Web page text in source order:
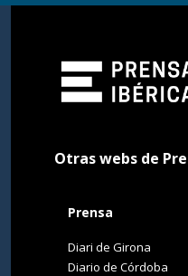
Otras webs de
Prensa
Diari de Girona
Diario de Córdoba